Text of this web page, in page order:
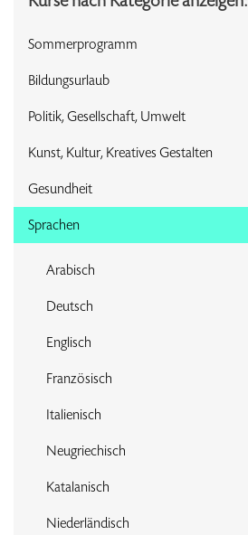
Sommerprogramm
Bildungsurlaub
Politik, Gesellschaft, Umwelt
Kunst, Kultur, Kreatives Gestalten
Gesundheit
Sprachen
Arabisch
Deutsch
Englisch
Französisch
Italienisch
Neugriechisch
Katalanisch
Niederländisch